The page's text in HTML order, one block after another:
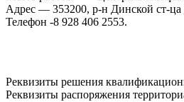
Адрес — 353200, р-н Динской ст-
Телефон -8 928 406 2553.
Реквизиты решения
Реквизиты распоряжения